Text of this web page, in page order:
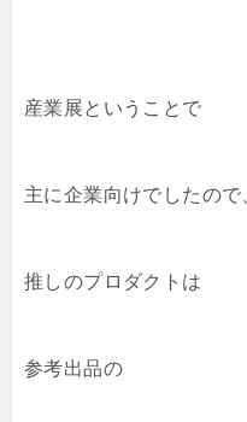
産業展ということで
主に企業向けでしたので
推しのプロダクトは
参考出品の